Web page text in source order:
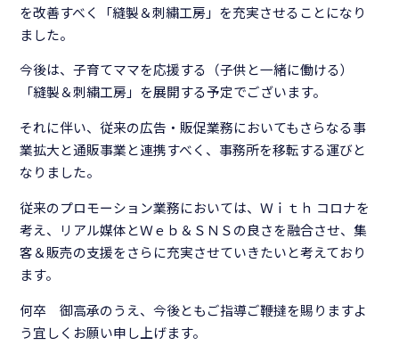
を改善すべく「縫製＆刺繍工房」を充実させることになり
ました。
今後は、子育てママを応援する（子供と一緒に働ける）
「縫製＆刺繍工房」を展開する予定でございます。
それに伴い、従来の広告・販促業務においてもさらなる事
業拡大と通販事業と連携すべく、事務所を移転する運びと
なりました。
従来のプロモーション業務においては、Ｗｉｔｈ コロナを
考え、リアル媒体とＷｅｂ＆ＳＮＳの良さを融合させ、集
客＆販売の支援をさらに充実させていきたいと考えており
ます。
何卒 御高承のうえ、今後ともご指導ご鞭撻を賜りますよ
う宜しくお願い申し上げます。